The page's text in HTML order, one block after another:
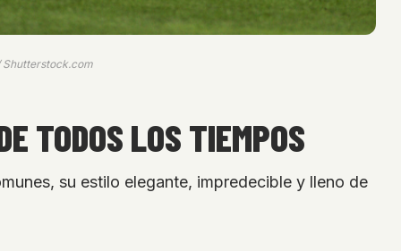
Shutterstock.com
TODOS LOS TIEMPOS
su estilo elegante, impredecible y lleno de